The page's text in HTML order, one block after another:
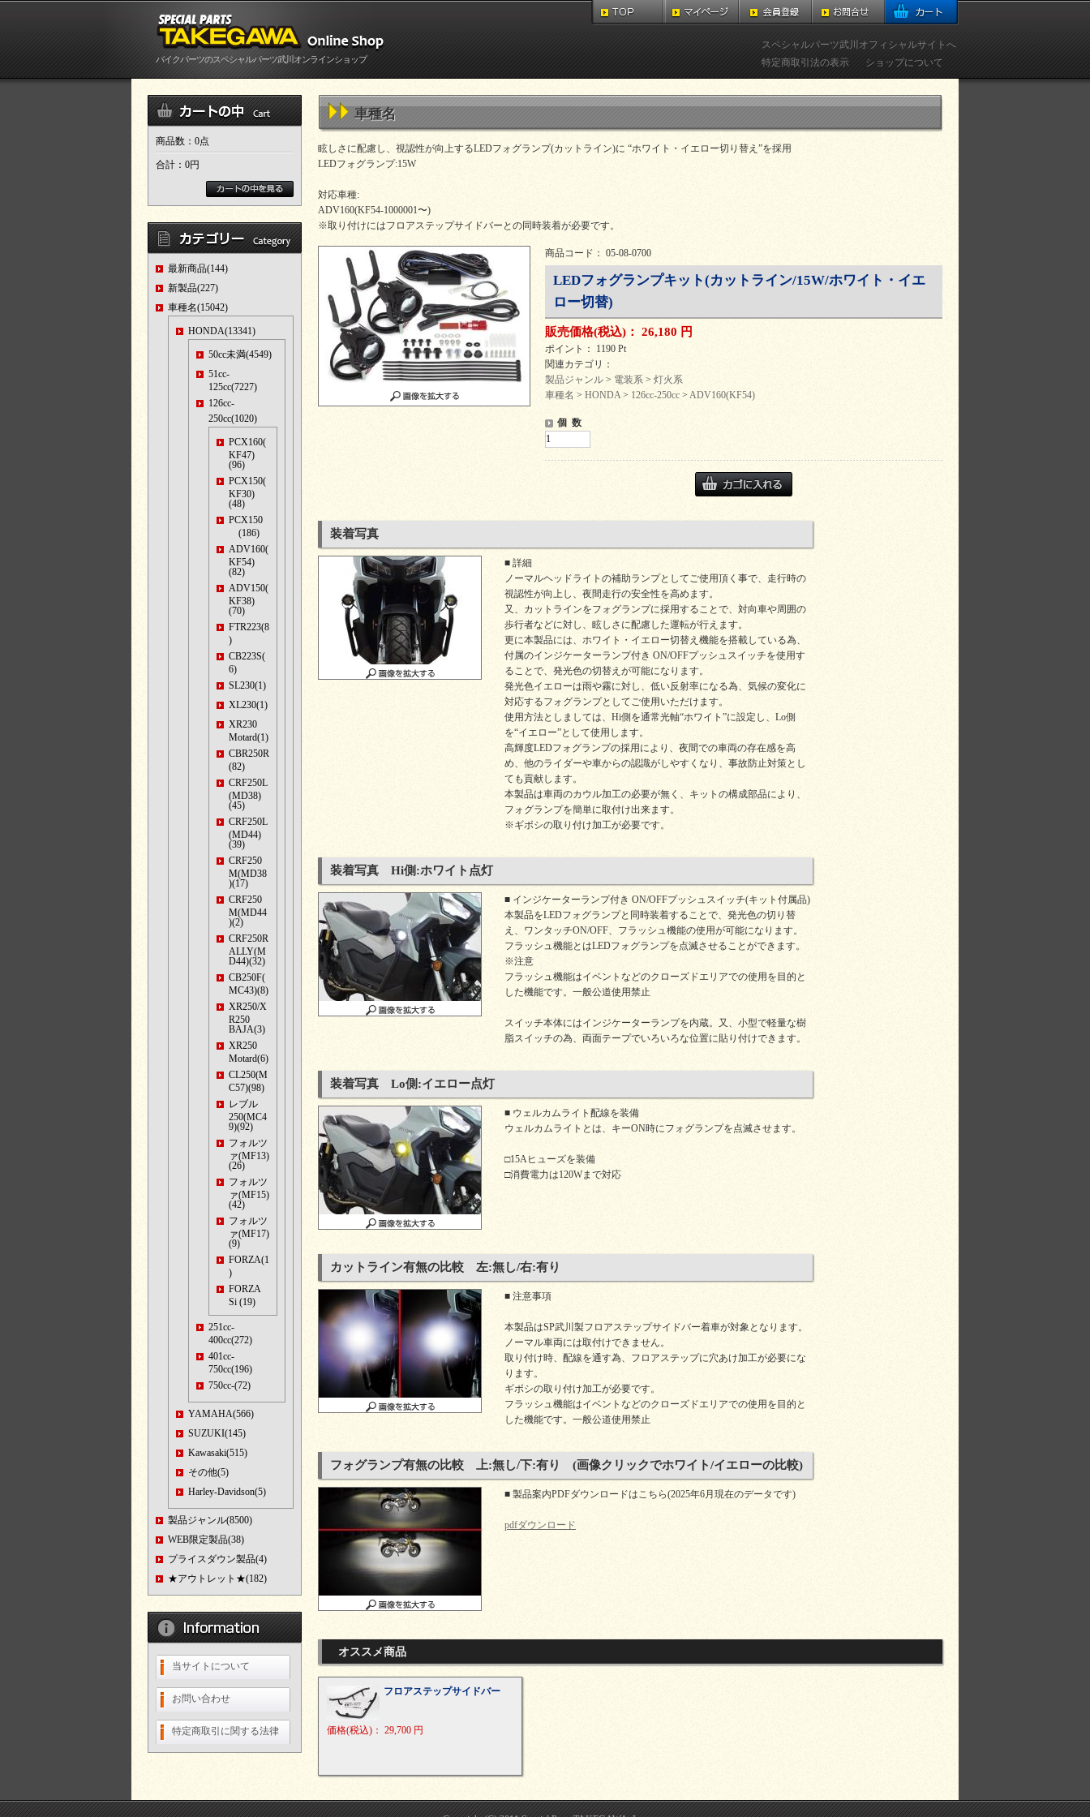
バイクパーツのスペシャルパーツ武川オンラインショップ
スペシャルパーツ武川オフィシャルサイトへ
特定商取引法の表示
ショップについて
商品数：0点
合計： 0円
最新商品(144)
新製品(227)
車種名(15042)
HONDA(13341)
50cc未満(4549)
51cc-
125cc(7227)
126cc-
250cc(1020)
PCX160(
KF47)
(96)
PCX150(
KF30)
(48)
PCX150
(186)
ADV160(
KF54)
(82)
ADV150(
KF38)
(70)
FTR223(8
)
CB223S(
6)
SL230(1)
XL230(1)
XR230
Motard(1)
CBR250R
(82)
CRF250L
(MD38)
(45)
CRF250L
(MD44)
(39)
CRF250
M(MD38
)(17)
CRF250
M(MD44
)(2)
CRF250R
ALLY(M
D44)(32)
CB250F(
MC43)(8)
XR250/X
R250
BAJA(3)
XR250
Motard(6)
CL250(M
C57)(98)
レブル
250(MC4
9)(92)
フォルツ
ァ(MF13)
(26)
フォルツ
ァ(MF15)
(42)
フォルツ
ァ(MF17)
(9)
FORZA(1
)
FORZA
Si (19)
251cc-
400cc(272)
401cc-
750cc(196)
750cc-(72)
YAMAHA(566)
SUZUKI(145)
Kawasaki(515)
その他(5)
Harley-Davidson(5)
製品ジャンル(8500)
WEB限定製品(38)
プライスダウン製品(4)
★アウトレット★(182)
当サイトについて
お問い合わせ
特定商取引に関する法律
車種名
眩しさに配慮し、視認性が向上するLEDフォグランプ(カットライン)に “ホワイト・イエロー切り替え”を採用
LEDフォグランプ:15W
対応車種:
ADV160(KF54-1000001〜)
※取り付けにはフロアステップサイドバーとの同時装着が必要です。
商品コード： 05-08-0700
LEDフォグランプキット(カットライン/15W/ホワイト・イエ
ロー切替)
販売価格(税込) ： 26,180 円
ポイント： 1190 Pt
関連カテゴリ：
製品ジャンル > 電装系 > 灯火系
車種名 > HONDA> 126cc-250cc > ADV160(KF54)
個 数
装着写真
■ 詳細
ノーマルヘッドライトの補助ランプとしてご使用頂く事で、走行時の
視認性が向上し、夜間走行の安全性を高めます。
又、カットラインをフォグランプに採用することで、対向車や周囲の
歩行者などに対し、眩しさに配慮した運転が行えます。
更に本製品には、ホワイト・イエロー切替え機能を搭載している為、
付属のインジケーターランプ付き ON/OFFプッシュスイッチを使用す
ることで、発光色の切替えが可能になります。
発光色イエローは雨や霧に対し、低い反射率になる為、気候の変化に
対応するフォグランプとしてご使用いただけます。
使用方法としましては、Hi側を通常光軸“ホワイト”に設定し、Lo側
を“イエロー”として使用します。
高輝度LEDフォグランプの採用により、夜間での車両の存在感を高
め、他のライダーや車からの認識がしやすくなり、事故防止対策とし
ても貢献します。
本製品は車両のカウル加工の必要が無く、キットの構成部品により、
フォグランプを簡単に取付け出来ます。
※ギボシの取り付け加工が必要です。
装着写真 Hi側:ホワイト点灯
■ インジケーターランプ付き ON/OFFプッシュスイッチ(キット付属品)
本製品をLEDフォグランプと同時装着することで、発光色の切り替
え、ワンタッチON/OFF、フラッシュ機能の使用が可能になります。
フラッシュ機能とはLEDフォグランプを点滅させることができます。
※注意
フラッシュ機能はイベントなどのクローズドエリアでの使用を目的と
した機能です。一般公道使用禁止
スイッチ本体にはインジケーターランプを内蔵。又、小型で軽量な樹
脂スイッチの為、両面テープでいろいろな位置に貼り付けできます。
装着写真 Lo側:イエロー点灯
■ ウェルカムライト配線を装備
ウェルカムライトとは、キーON時にフォグランプを点滅させます。
□15Aヒューズを装備
□消費電力は120Wまで対応
カットライン有無の比較 左:無し/右:有り
■ 注意事項
本製品はSP武川製フロアステップサイドバー着車が対象となります。
ノーマル車両には取付けできません。
取り付け時、配線を通す為、フロアステップに穴あけ加工が必要にな
ります。
ギボシの取り付け加工が必要です。
フラッシュ機能はイベントなどのクローズドエリアでの使用を目的と
した機能です。一般公道使用禁止
フォグランプ有無の比較 上:無し/下:有り (画像クリックでホワイト/イエローの比較)
■ 製品案内PDFダウンロードはこちら(2025年6月現在のデータです)
pdfダウンロード
オススメ商品
フロアステップサイドバー
価格(税込) ： 29,700 円